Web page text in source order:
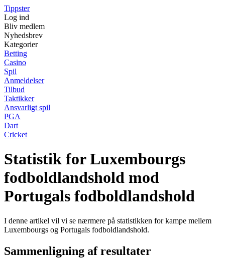
Tippster
Log ind
Bliv medlem
Nyhedsbrev
Kategorier
Betting
Casino
Spil
Anmeldelser
Tilbud
Taktikker
Ansvarligt spil
PGA
Dart
Cricket
Statistik for Luxembourgs
fodboldlandshold mod
Portugals fodboldlandshold
I denne artikel vil vi se nærmere på statistikken for kampe mellem
Luxembourgs og Portugals fodboldlandshold.
Sammenligning af resultater